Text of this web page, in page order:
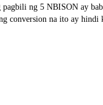
ng 5 NBISON ay
na ito ay hindi